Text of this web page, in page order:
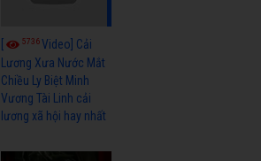
5736Video] Cải
Lương Xưa Nước Mắt
Chiều Ly Biệt Minh
Vương Tài Linh cải
lương xã hội hay nhất